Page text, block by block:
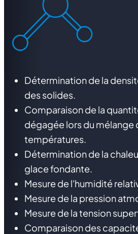
Détermination de la
des solides.
Comparaison de la
dégagée lors du
températures.
Détermination de la
glace fondante.
Mesure de l'humidité
Mesure de la pression
Mesure de la tension
Comparaison des